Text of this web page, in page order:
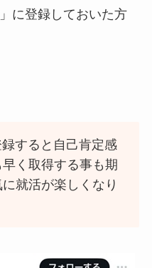
に登録しておいた方
録すると自己肯定感
く取得する事も期
就活が楽しくなり